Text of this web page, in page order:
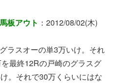
板アウト ：2012/08/02(木)
ラスオーの単3万いけ。それ
最終12Rの戸崎のグラスグ
。それで30万くらいにはな